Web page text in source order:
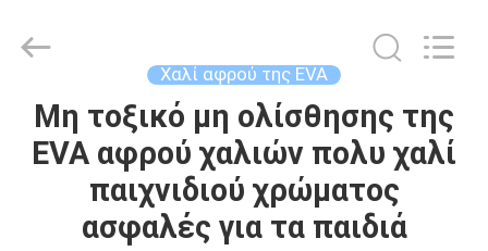
ΣΠΊΤΙ
ΠΡΟΪΌΝΤΑ
Rights
Χαλί αφρού της EVA
Μη τοξικό μη ολίσθησης της
EVA αφρού χαλιών πολυ χαλί
παιχνιδιού χρώματος
ασφαλές για τα παιδιά